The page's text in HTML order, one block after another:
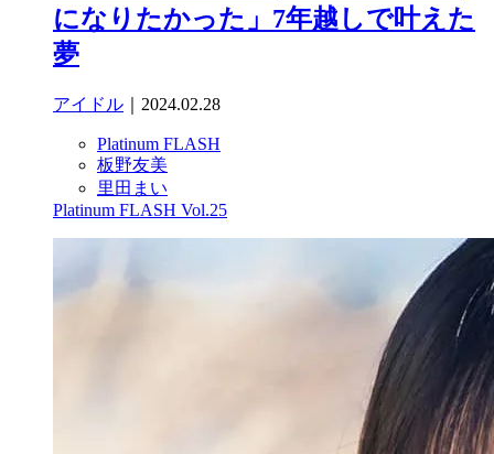
になりたかった」7年越しで叶えた
夢
アイドル ｜2024.02.28
Platinum FLASH
板野友美
里田まい
Platinum FLASH Vol.25